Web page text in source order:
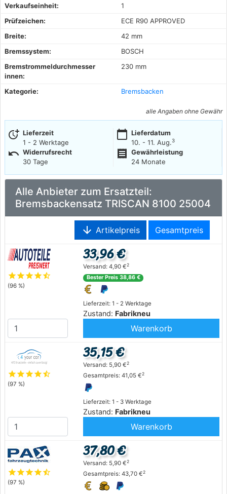
Verkaufseinheit:
1
Prüfzeichen:
ECE R90 APPROVED
Breite:
42 mm
Bremssystem:
BOSCH
Bremstrommeldurchmesser
innen:
230 mm
Kategorie: Bremsbacken
alle Angaben ohne Gewähr
more_time Lieferzeit
1 - 2 Werktage
calendar_today Lieferdatum
10. - 11. Aug.3
undo Widerrufsrecht
30 Tage
receipt
Gewährleistung
24 Monate
Alle Anbieter zum Ersatzteil:
Bremsbackensatz TRISCAN 8100 25004
arrow_downward Artikelpreis Gesamtpreis
starstarstarstarstar_half
(96 %)
Lieferzeit: 1 - 2 Werktage
Zustand: Fabrikneu
33,96 €
Versand: 4,90 €2
Bester Preis 38,86 €
Warenkorb
starstarstarstarstar_half
(97 %)
Lieferzeit: 1 - 3 Werktage
Zustand: Fabrikneu
35,15 €
Versand: 5,90 €2
Gesamtpreis: 41,05 €2
Warenkorb
starstarstarstarstar_half
(97 %)
37,80 €
Versand: 5,90 €2
Gesamtpreis: 43,70 €2